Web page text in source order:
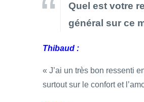
Quel est votre
général sur ce
Thibaud :
« J’ai un très bon ressenti
surtout sur le confort et